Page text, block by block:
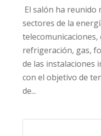
El salón ha reunido
sectores de la
telecomunicaciones,
refrigeración, gas,
de las instalaciones
con el objetivo de
de...